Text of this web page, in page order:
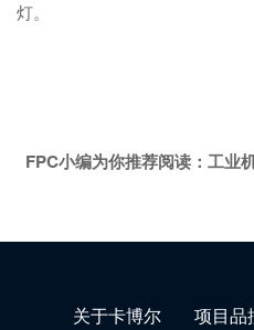
灯。
FPC小编为你推荐阅读： 工业
关于卡博尔 项目品